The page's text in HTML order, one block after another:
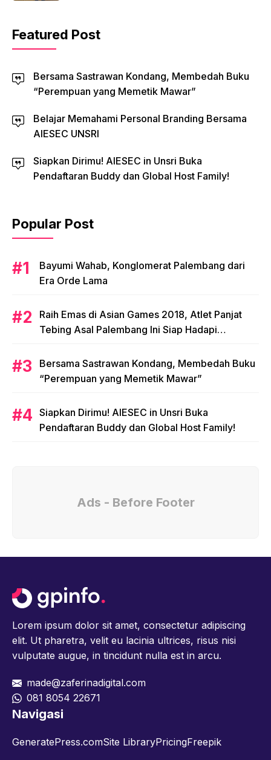
Featured Post
Bersama Sastrawan Kondang, Membedah Buku
“Perempuan yang Memetik Mawar”
Belajar Memahami Personal Branding Bersama
AIESEC UNSRI
Siapkan Dirimu! AIESEC in Unsri Buka
Pendaftaran Buddy dan Global Host Family!
Popular Post
Bayumi Wahab, Konglomerat Palembang dari
Era Orde Lama
Raih Emas di Asian Games 2018, Atlet Panjat
Tebing Asal Palembang Ini Siap Hadapi
Bersama Sastrawan Kondang, Membedah Buku
“Perempuan yang Memetik Mawar”
Siapkan Dirimu! AIESEC in Unsri Buka
Pendaftaran Buddy dan Global Host Family!
Ads - Before Footer
Lorem ipsum dolor sit amet, consectetur adipiscing
elit. Ut pharetra, velit eu lacinia ultrices, risus nisi
vulputate augue, in tincidunt nulla est in arcu.
made@zaferinadigital.com
081 8054 22671
Navigasi
GeneratePress.comSite LibraryPricingFreepik